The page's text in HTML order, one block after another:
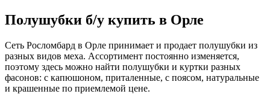
Полушубки б/у купить в Орле
Сеть Росломбард в Орле принимает и продает полушубки из
разных видов меха. Ассортимент постоянно изменяется,
поэтому здесь можно найти полушубки и куртки разных
фасонов: с капюшоном, приталенные, с поясом, натуральные
и крашенные по приемлемой цене.